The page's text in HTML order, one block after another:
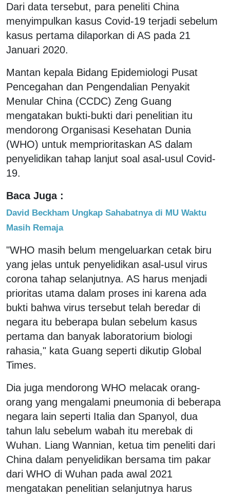
Dari data tersebut, para peneliti China
menyimpulkan kasus Covid-19 terjadi sebelum
kasus pertama dilaporkan di AS pada 21
Januari 2020.
Mantan kepala Bidang Epidemiologi Pusat
Pencegahan dan Pengendalian Penyakit
Menular China (CCDC) Zeng Guang
mengatakan bukti-bukti dari penelitian itu
mendorong Organisasi Kesehatan Dunia
(WHO) untuk memprioritaskan AS dalam
penyelidikan tahap lanjut soal asal-usul Covid-
19.
Baca Juga :
David Beckham Ungkap Sahabatnya di MU Waktu
Masih Remaja
"WHO masih belum mengeluarkan cetak biru
yang jelas untuk penyelidikan asal-usul virus
corona tahap selanjutnya. AS harus menjadi
prioritas utama dalam proses ini karena ada
bukti bahwa virus tersebut telah beredar di
negara itu beberapa bulan sebelum kasus
pertama dan banyak laboratorium biologi
rahasia," kata Guang seperti dikutip Global
Times.
Dia juga mendorong WHO melacak orang-
orang yang mengalami pneumonia di beberapa
negara lain seperti Italia dan Spanyol, dua
tahun lalu sebelum wabah itu merebak di
Wuhan. Liang Wannian, ketua tim peneliti dari
China dalam penyelidikan bersama tim pakar
dari WHO di Wuhan pada awal 2021
mengatakan penelitian selanjutnya harus